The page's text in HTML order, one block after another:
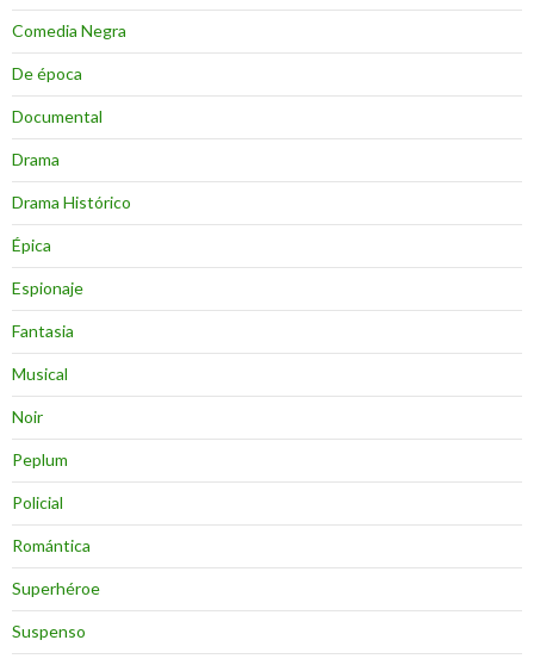
Comedia Negra
De época
Documental
Drama
Drama Histórico
Épica
Espionaje
Fantasia
Musical
Noir
Peplum
Policial
Romántica
Superhéroe
Suspenso